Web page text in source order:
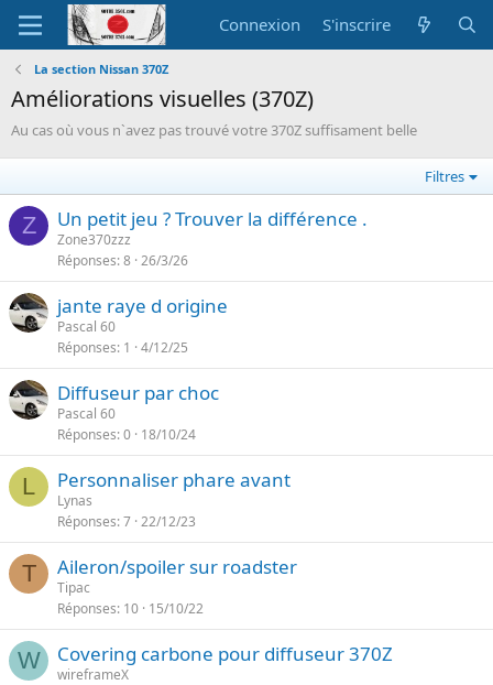
Connexion S'inscrire
La section Nissan 370Z
Améliorations visuelles (370Z)
Au cas où vous n`avez pas trouvé votre 370Z suffisament belle
Filtres
Z Un petit jeu ? Trouver la différence .
Zone370zzz
Réponses 8 26/3/26
jante raye d origine
Pascal 60
Réponses 1 4/12/25
Diffuseur par choc
Pascal 60
Réponses 0 18/10/24
L Personnaliser phare avant
Lynas
Réponses 7 22/12/23
T Aileron/spoiler sur roadster
Tipac
Réponses 10 15/10/22
W Covering carbone pour diffuseur 370Z
wireframeX